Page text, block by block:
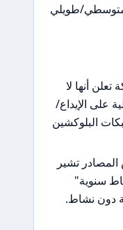
طويلي
لا
الإيداع/
تشير
دون نشاط.